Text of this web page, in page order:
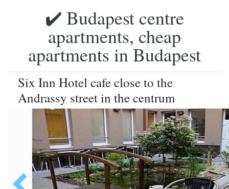
✔️ Budapest centre
apartments, cheap
apartments in Budapest
Six Inn Hotel cafe close to the
Andrassy street in the centrum